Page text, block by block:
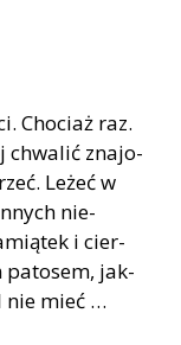
Cho­ciaż raz.
chwa­lić zna­jo­
Le­żeć w
nie­
i cier­
pa­to­sem, jak­
nie mieć …